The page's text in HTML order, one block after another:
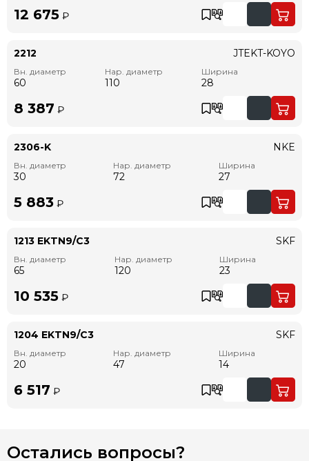
12 675 ₽
2212
Вн. диаметр
60
Нар. диаметр
110
Ширина
28
JTEKT-KOYO
8 387 ₽
2306-K
Вн. диаметр
30
Нар. диаметр
72
Ширина
27
NKE
5 883 ₽
1213 EKTN9/C3
Вн. диаметр
65
Нар. диаметр
120
Ширина
23
SKF
10 535 ₽
1204 EKTN9/C3
Вн. диаметр
20
Нар. диаметр
47
Ширина
14
SKF
6 517 ₽
Остались вопросы?